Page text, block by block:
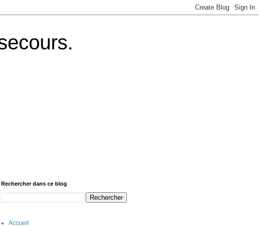
Rechercher dans ce blog
Accueil